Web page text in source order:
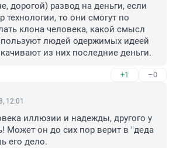
дорогой) развод на деньги, если
технологии, то они смогут по
клона человека, какой смысл
людей одержимых идеей
из них последние деньги.
+1 –0
12:01
иллюзии и надежды, другого у
Может он до сих пор верит в "деда
его дело.